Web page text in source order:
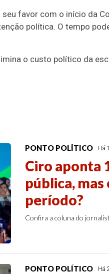
favor com o início da
política. O tempo
o custo político da
PONTO POLÍTICO Há
Ciro aponta
pública,
período?
Confira a coluna do
PONTO POLÍTICO Há